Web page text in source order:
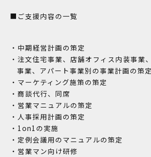
■ご支援内容の一覧
中期経営計画の策定
注文住宅事業、店舗オフィス内装事業
事業、アパート事業別の事業計画の策定
マーケティング施策の策定
商談代行、同席
営業マニュアルの策定
人事採用計画の策定
1on1の実施
定例会議用のマニュアルの策定
営業マン向け研修